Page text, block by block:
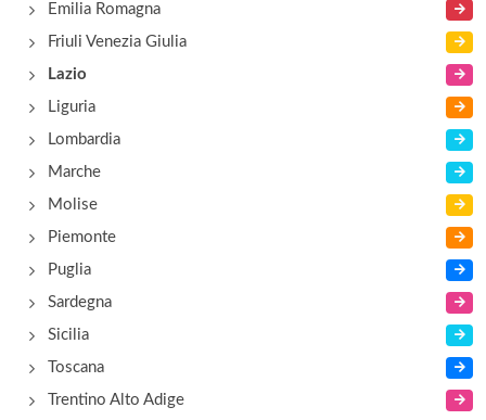
Emilia Romagna
Friuli Venezia Giulia
Lazio
Liguria
Lombardia
Marche
Molise
Piemonte
Puglia
Sardegna
Sicilia
Toscana
Trentino Alto Adige